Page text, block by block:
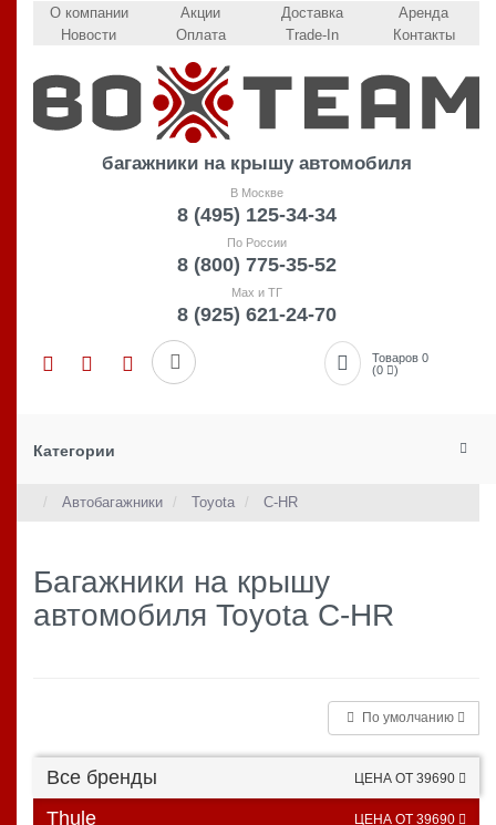
О компании
Новости
Акции
Оплата
Доставка
Trade-In
Аренда
Контакты
багажники на крышу автомобиля
В Москве
8 (495) 125-34-34
По России
8 (800) 775-35-52
Max и ТГ
8 (925) 621-24-70
Товаров 0
(0
)
Категории
Автобагажники Toyota C-HR
Багажники на крышу
автомобиля Toyota C-HR
По умолчанию
Все бренды ЦЕНА ОТ 39690
Thule ЦЕНА ОТ 39690